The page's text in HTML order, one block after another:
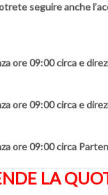
seguire anche
ore 09:00 circa e
ore 09:00 circa e
ore 09:00 circa
LA